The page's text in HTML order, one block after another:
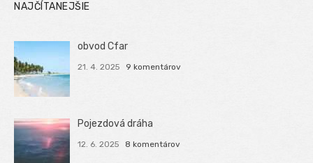
NAJČÍTANEJŠIE
obvod Cfar
21. 4. 2025 9 komentárov
Pojezdová dráha
12. 6. 2025 8 komentárov